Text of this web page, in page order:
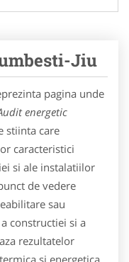
Jiu
pagina unde
energetic
stiinta care
caracteristici
si ale instalatiilor
de vedere
sau
constructiei si a
rezultatelor
si energetica